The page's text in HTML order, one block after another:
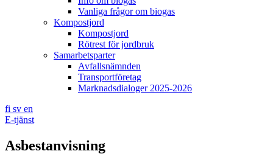
Vanliga frågor om biogas
Kompostjord
Kompostjord
Rötrest för jordbruk
Samarbetsparter
Avfallsnämnden
Transportföretag
Marknadsdialoger 2025-2026
fi sv en
E-tjänst
Asbestanvisning